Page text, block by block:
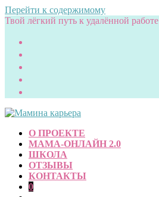
Перейти к содержимому
Твой лёгкий путь к удалённой работе
О ПРОЕКТЕ
МАМА-ОНЛАЙН 2.0
ШКОЛА
ОТЗЫВЫ
КОНТАКТЫ
0